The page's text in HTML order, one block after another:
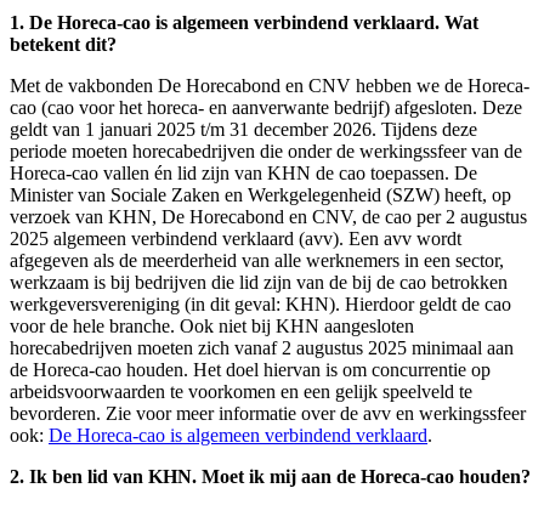
1. De Horeca-cao is algemeen verbindend verklaard. Wat
betekent dit?
Met de vakbonden De Horecabond en CNV hebben we de Horeca-
cao (cao voor het horeca- en aanverwante bedrijf) afgesloten. Deze
geldt van 1 januari 2025 t/m 31 december 2026. Tijdens deze
periode moeten horecabedrijven die onder de werkingssfeer van de
Horeca-cao vallen én lid zijn van KHN de cao toepassen. De
Minister van Sociale Zaken en Werkgelegenheid (SZW) heeft, op
verzoek van KHN, De Horecabond en CNV, de cao per 2 augustus
2025 algemeen verbindend verklaard (avv). Een avv wordt
afgegeven als de meerderheid van alle werknemers in een sector,
werkzaam is bij bedrijven die lid zijn van de bij de cao betrokken
werkgeversvereniging (in dit geval: KHN). Hierdoor geldt de cao
voor de hele branche. Ook niet bij KHN aangesloten
horecabedrijven moeten zich vanaf 2 augustus 2025 minimaal aan
de Horeca-cao houden. Het doel hiervan is om concurrentie op
arbeidsvoorwaarden te voorkomen en een gelijk speelveld te
bevorderen. Zie voor meer informatie over de avv en werkingssfeer
ook: De Horeca-cao is algemeen verbindend verklaard.
2. Ik ben lid van KHN. Moet ik mij aan de Horeca-cao houden?